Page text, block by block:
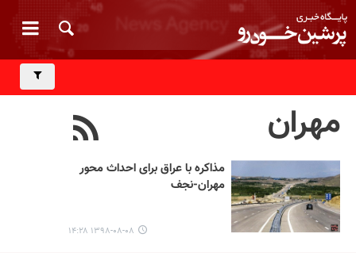
مهران
مذاکره با عراق‌ برای احداث محور
مهران-نجف
۱۳۹۸-۰۸-۰۸ ۱۴:۲۸